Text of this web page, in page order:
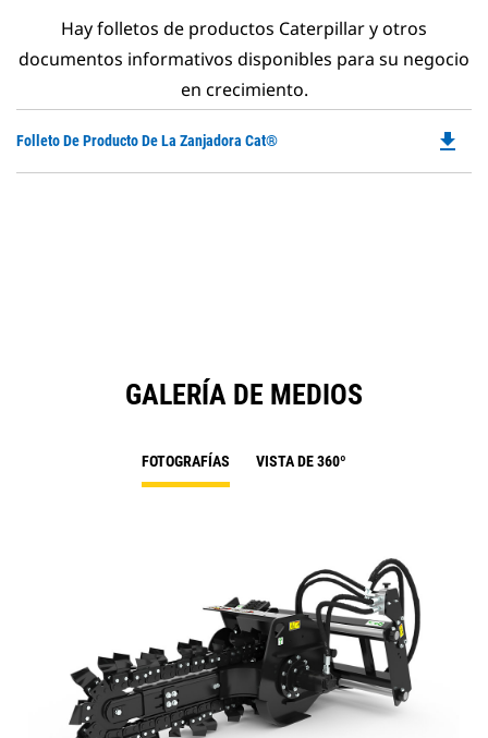
Hay folletos de productos Caterpillar y otros
documentos informativos disponibles para su negocio
en crecimiento.
Folleto De Producto De La Zanjadora Cat® file_download
GALERÍA DE MEDIOS
FOTOGRAFÍAS VISTA DE 360º